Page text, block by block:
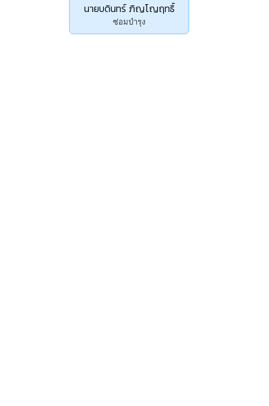
นายบดินทร์ ภิญโญฤทธิ์
ซ่อมบำรุง